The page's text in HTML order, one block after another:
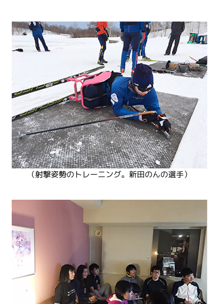
（射撃姿勢のトレーニング。新田のんの選手）